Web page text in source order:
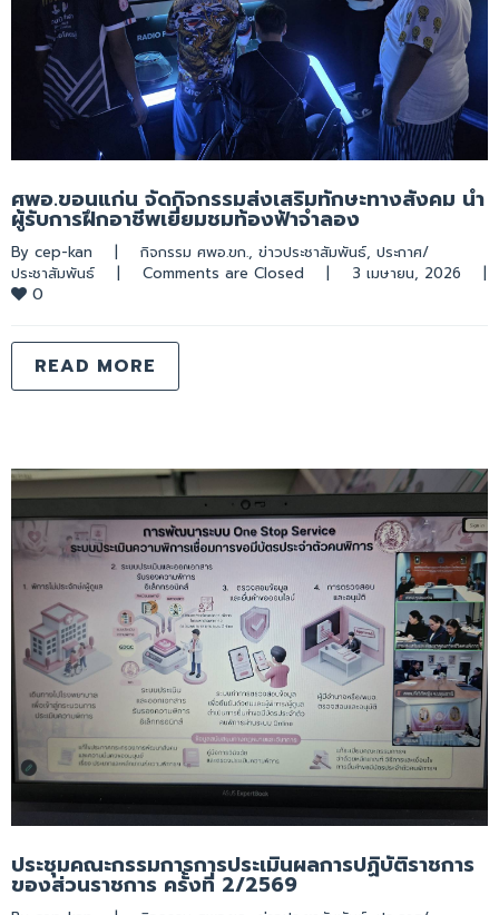
ศพอ.ขอนแก่น จัดกิจกรรมส่งเสริมทักษะทางสังคม นำ
ผู้รับการฝึกอาชีพเยี่ยมชมท้องฟ้าจำลอง
By cep-kan | กิจกรรม ศพอ.ขก., ข่าวประชาสัมพันธ์, ประกาศ/
ประชาสัมพันธ์
| Comments are Closed | 3 เมษายน, 2026 |
0
READ MORE
ประชุมคณะกรรมการการประเมินผลการปฏิบัติราชการ
ของส่วนราชการ ครั้งที่ 2/2569